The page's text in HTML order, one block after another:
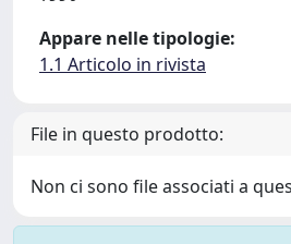
Appare nelle tipologie:
1.1 Articolo in rivista
File in questo prodotto:
Non ci sono file associati a